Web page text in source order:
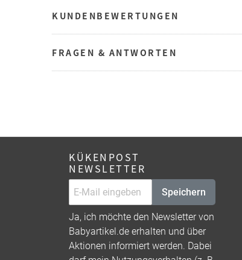
KUNDENBEWERTUNGEN
FRAGEN & ANTWORTEN
KÜKENPOST
NEWSLETTER
Speichern
Ja, ich möchte den Newsletter von
Babyartikel.de erhalten und über
Aktionen informiert werden. Dabei